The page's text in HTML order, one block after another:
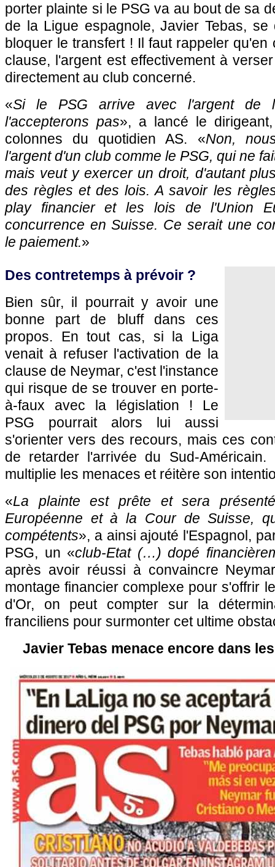
porter plainte si le PSG va au bout de sa
de la Ligue espagnole, Javier Tebas, se
bloquer le transfert ! Il faut rappeler qu'en
clause, l'argent est effectivement à
directement au club concerné.
«Si le PSG arrive avec l'argent de
l'accepterons pas», a lancé le
colonnes du quotidien AS. «Non,
l'argent d'un club comme le PSG, qui ne
mais veut y exercer un droit, d'autant
des règles et des lois. A savoir les
play financier et les lois de l'Union
concurrence en Suisse. Ce serait une
le paiement.»
Des contretemps à prévoir ?
Bien sûr, il pourrait y avoir une
bonne part de bluff dans ces
propos. En tout cas, si la Liga
venait à refuser l'activation de la
clause de Neymar, c'est l'instance
qui risque de se trouver en porte-
à-faux avec la législation ! Le
PSG pourrait alors lui aussi
s'orienter vers des recours, mais ces
de retarder l'arrivée du Sud-
multiplie les menaces et réitère son
«La plainte est prête et sera
Européenne et à la Cour de Suisse,
compétents», a ainsi ajouté l'Espagnol,
PSG, un «club-Etat (…) dopé
après avoir réussi à convaincre
montage financier complexe pour s'offrir
d'Or, on peut compter sur la
franciliens pour surmonter cet ultime
Javier Tebas menace encore dans